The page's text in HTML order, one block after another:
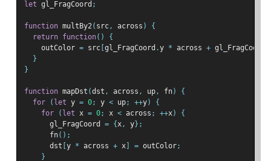
let gl_FragCoord ;
function multBy2( src, across )
{
return function()
{
    outColor
= src gl_FragCoord .y * across + gl_FragCoord
}
}
function mapDst (dst , across , up, fn)
{
for
( let y = 0; y < up; ++y)
{
for
( let x = 0; x < across ; ++x)
{
      gl_FragCoord
= {x, y};
      fn
();
      dst
y * across + x = outColor;
}